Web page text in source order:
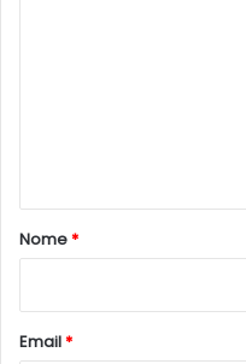
r
*
Nome*
Email*